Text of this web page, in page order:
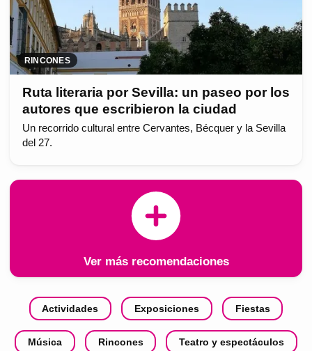
RINCONES
Ruta literaria por Sevilla: un paseo por los
autores que escribieron la ciudad
Un recorrido cultural entre Cervantes, Bécquer y la Sevilla
del 27.
Ver más recomendaciones
Actividades Exposiciones Fiestas
Música Rincones Teatro y espectáculos